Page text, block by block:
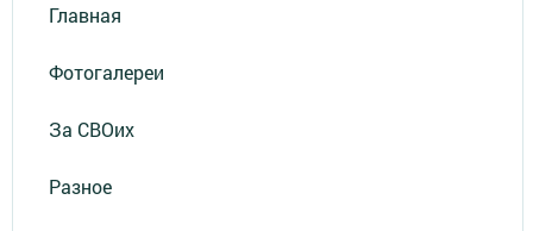
Главная
Фотогалереи
За СВОих
Разное